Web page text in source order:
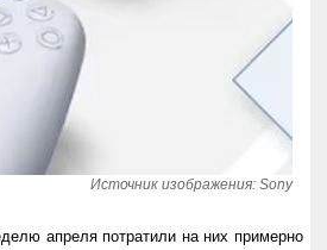
Источник изображения: Sony
апреля потратили на них примерно